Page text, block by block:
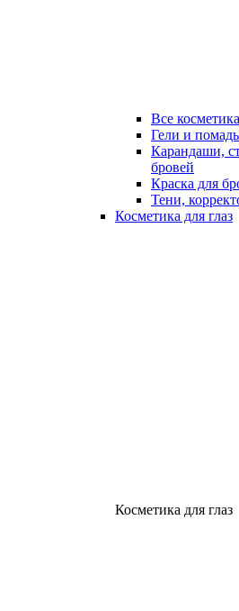
Все
Гели и
Карандаши,
бровей
Краска для
Тени,
Косметика для глаз
Косметика для глаз